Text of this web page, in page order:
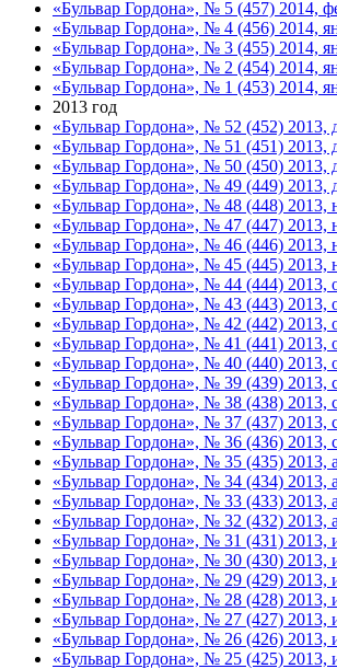
«Бульвар Гордона», № 5 (457) 2014,
«Бульвар Гордона», № 4 (456) 2014,
«Бульвар Гордона», № 3 (455) 2014,
«Бульвар Гордона», № 2 (454) 2014,
«Бульвар Гордона», № 1 (453) 2014,
2013 год
«Бульвар Гордона», № 52 (452) 2013,
«Бульвар Гордона», № 51 (451) 2013,
«Бульвар Гордона», № 50 (450) 2013,
«Бульвар Гордона», № 49 (449) 2013,
«Бульвар Гордона», № 48 (448) 2013,
«Бульвар Гордона», № 47 (447) 2013,
«Бульвар Гордона», № 46 (446) 2013,
«Бульвар Гордона», № 45 (445) 2013,
«Бульвар Гордона», № 44 (444) 2013,
«Бульвар Гордона», № 43 (443) 2013,
«Бульвар Гордона», № 42 (442) 2013,
«Бульвар Гордона», № 41 (441) 2013,
«Бульвар Гордона», № 40 (440) 2013,
«Бульвар Гордона», № 39 (439) 2013,
«Бульвар Гордона», № 38 (438) 2013,
«Бульвар Гордона», № 37 (437) 2013,
«Бульвар Гордона», № 36 (436) 2013,
«Бульвар Гордона», № 35 (435) 2013,
«Бульвар Гордона», № 34 (434) 2013,
«Бульвар Гордона», № 33 (433) 2013,
«Бульвар Гордона», № 32 (432) 2013,
«Бульвар Гордона», № 31 (431) 2013,
«Бульвар Гордона», № 30 (430) 2013,
«Бульвар Гордона», № 29 (429) 2013,
«Бульвар Гордона», № 28 (428) 2013,
«Бульвар Гордона», № 27 (427) 2013,
«Бульвар Гордона», № 26 (426) 2013,
«Бульвар Гордона», № 25 (425) 2013,